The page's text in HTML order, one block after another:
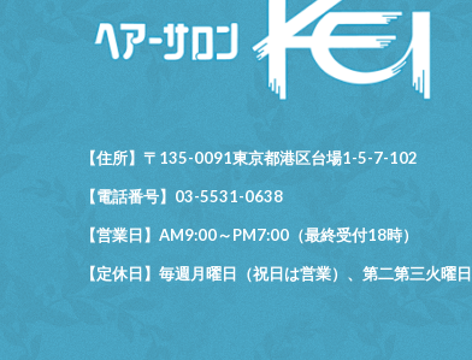
【住所】〒135-0091東京都港区台場1-5-7-102
【電話番号】03-5531-0638
【営業日】AM9:00～PM7:00（最終受付18時）
【定休日】毎週月曜日（祝日は営業）、第二第三火曜日